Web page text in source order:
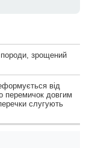
зрощений
від
перемичок довгим
слугують